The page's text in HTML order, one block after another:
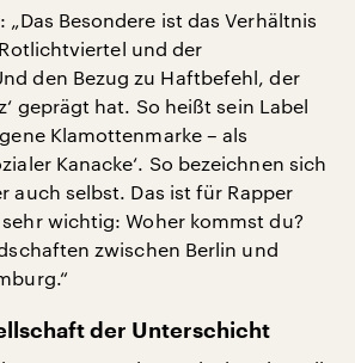
Besondere ist das Verhältnis
und der
den Bezug zu Haftbefehl, der
geprägt hat. So heißt sein Label
Klamottenmarke – als
Kanacke‘. So bezeichnen sich
auch selbst. Das ist für Rapper
wichtig: Woher kommst du?
zwischen Berlin und
der Unterschicht